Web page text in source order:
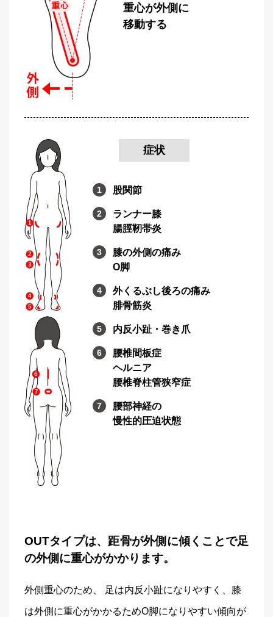
重心が外側に
移動する
症状
股関節
ランナー膝
腸脛靭帯炎
膝の外側の痛み
O脚
外くるぶし後ろの痛み
腓骨筋炎
内反小趾・巻き爪
腰椎間板症
ヘルニア
腰椎脊柱管狭窄症
腰部神経の
慢性的圧迫状態
OUTタイプは、距骨が外側に傾くことで足
の外側に重心がかかります。
外側重心のため、 足は内反小趾になりやすく、膝
は外側に重心がかかるためO脚になりやすい傾向が